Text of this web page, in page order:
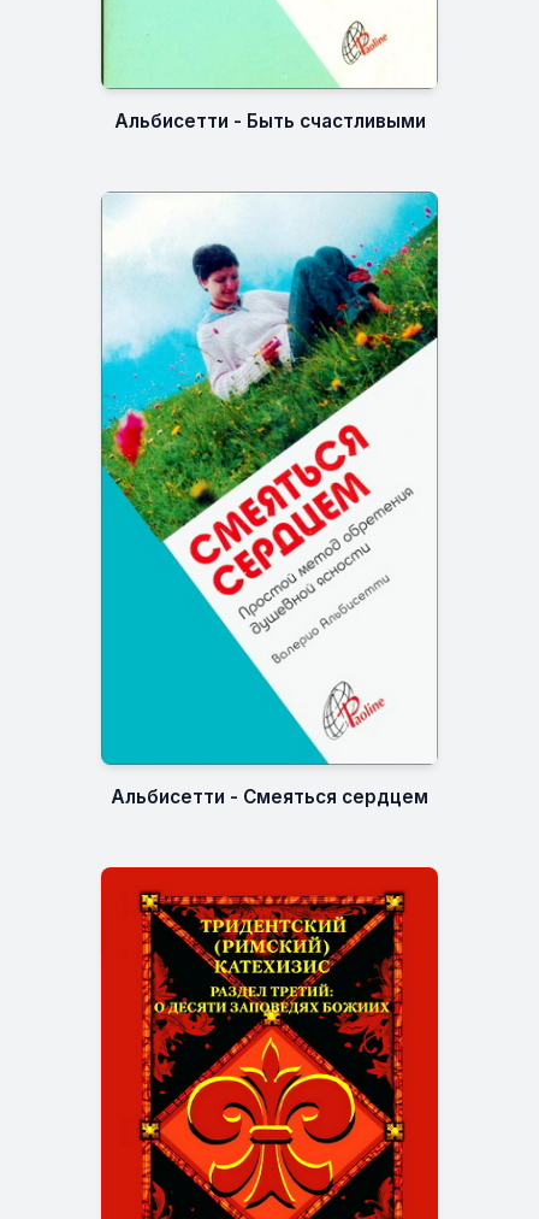
Альбисетти - Быть счастливыми
Альбисетти - Смеяться сердцем